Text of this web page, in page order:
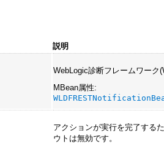
説明
WebLogic診断フレームワーク
MBean属性:
アクションが実行を完了する
ウトは無効です。